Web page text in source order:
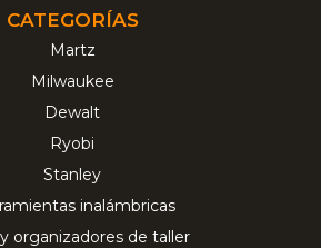
CATEGORÍAS
Martz
Milwaukee
Dewalt
Ryobi
Stanley
inalámbricas
y organizadores de taller